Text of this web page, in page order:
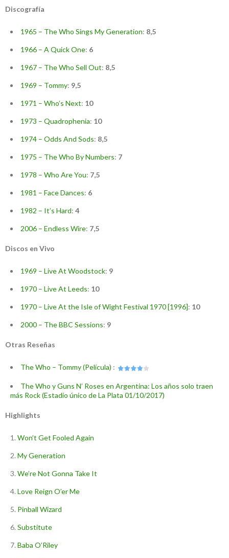
Discografía
1965 – The Who Sings My Generation: 8,5
1966 – A Quick One: 6
1967 – The Who Sell Out: 8,5
1969 – Tommy: 9,5
1971 – Who’s Next: 10
1973 – Quadrophenia: 10
1974 – Odds And Sods: 8,5
1975 – The Who By Numbers: 7
1978 – Who Are You: 7,5
1981 – Face Dances: 6
1982 – It’s Hard: 4
2006 – Endless Wire: 7,5
Discos en Vivo
1969 – Live At Woodstock: 9
1970 – Live At Leeds: 10
1970 – Live At the Isle of Wight Festival 1970 [1996]: 10
2000 – The BBC Sessions: 9
Otras Reseñas
The Who – Tommy (Película) :
The Who y Guns N’ Roses en Argentina: Los años solo traen
más Rock (Estadio único de La Plata 01/10/2017)
Highlights
Won’t Get Fooled Again
My Generation
We’re Not Gonna Take It
Love Reign O’er Me
Pinball Wizard
Substitute
Baba O’Riley